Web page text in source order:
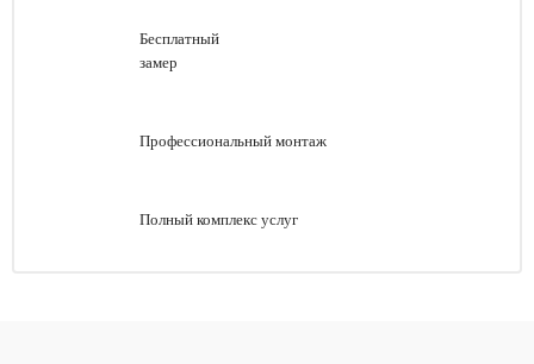
Бесплатный
замер
Профессиональный монтаж
Полный комплекс услуг